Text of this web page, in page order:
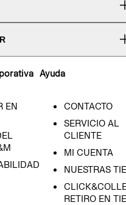
EN
Ayuda
CONTACTO
SERVICIO AL
CLIENTE
MI CUENTA
NUESTRAS
RETIRO EN